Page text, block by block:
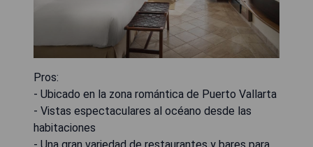
Pros:
- Ubicado en la zona romántica de Puerto Vallarta
- Vistas espectaculares al océano desde las
habitaciones
- Una gran variedad de restaurantes y bares para